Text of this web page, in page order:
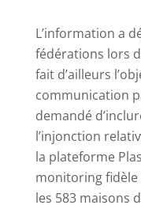
L’information a
fédérations lors
fait d’ailleurs
communication
demandé
l’injonction
la plateforme
monitoring
les 583 maisons